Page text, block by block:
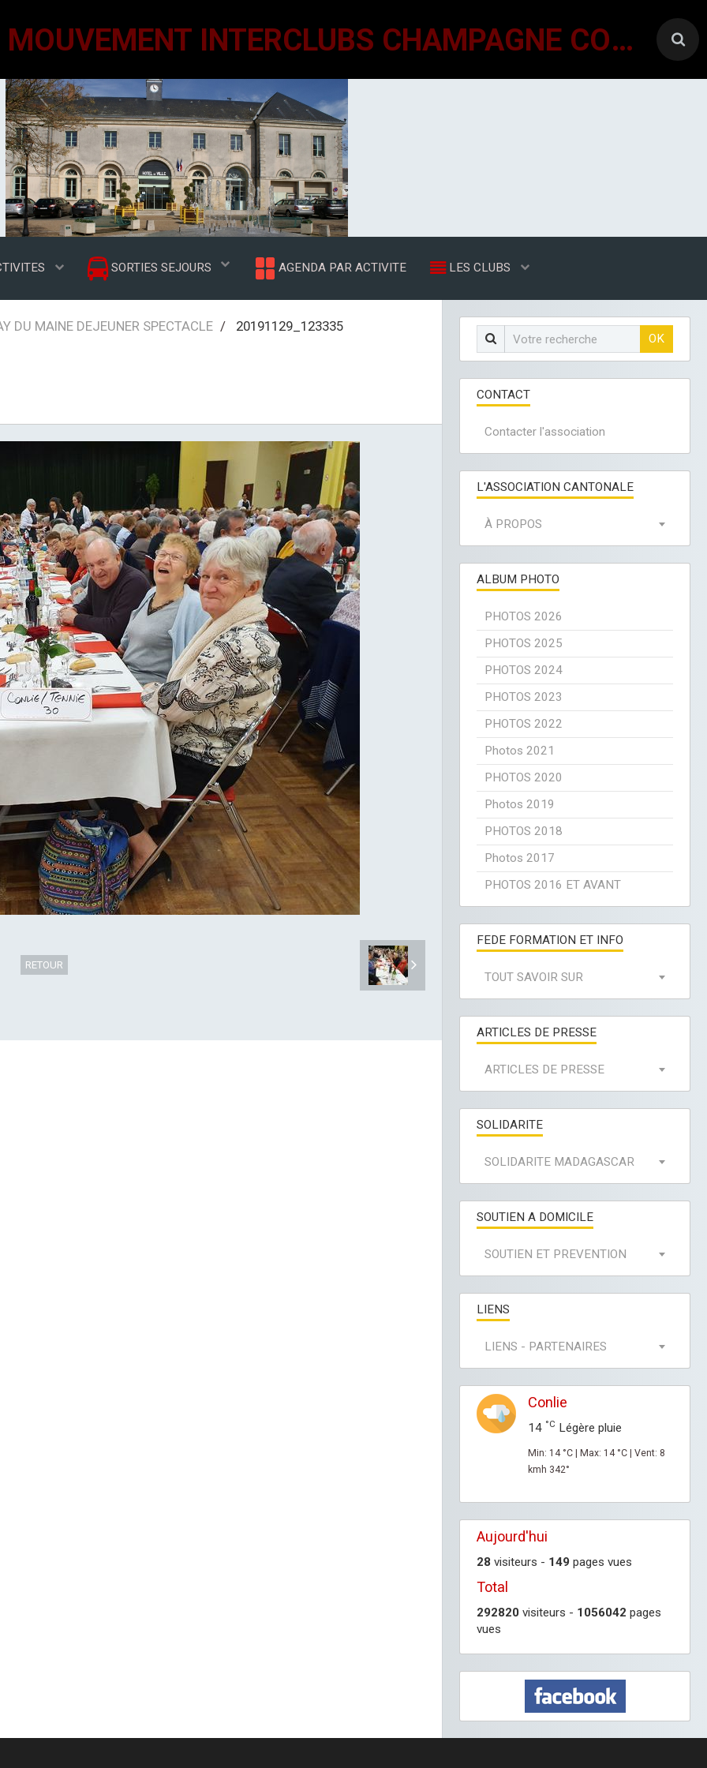
GÉNÉRATIONS MOUVEMENT INTERCLUBS CHAMPAGNE CONLINOISE
SORTIES SEJOURS AGENDA PAR ACTIVITE LES CLUBS
DU MAINE DEJEUNER SPECTACLE 20191129_123335
RETOUR
OK
CONTACT
Contacter l'association
L'ASSOCIATION CANTONALE
À PROPOS
ALBUM PHOTO
PHOTOS 2026
PHOTOS 2025
PHOTOS 2024
PHOTOS 2023
PHOTOS 2022
Photos 2021
PHOTOS 2020
Photos 2019
PHOTOS 2018
Photos 2017
PHOTOS 2016 ET AVANT
FEDE FORMATION ET INFO
TOUT SAVOIR SUR
ARTICLES DE PRESSE
ARTICLES DE PRESSE
SOLIDARITE
SOLIDARITE MADAGASCAR
SOUTIEN A DOMICILE
SOUTIEN ET PREVENTION
LIENS
LIENS - PARTENAIRES
Conlie
14 °C Légère pluie
Min: 14 °C | Max: 14 °C | Vent: 8
kmh 342°
Aujourd'hui
28 visiteurs - 149 pages vues
Total
292820 visiteurs - 1056042 pages
vues